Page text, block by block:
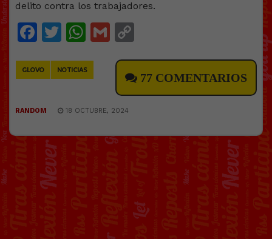
Facebook
Twitter
WhatsApp
Gmail
GLOVO NOTICIAS
77 COMENTARIOS
RANDOM 18 OCTUBRE, 2024